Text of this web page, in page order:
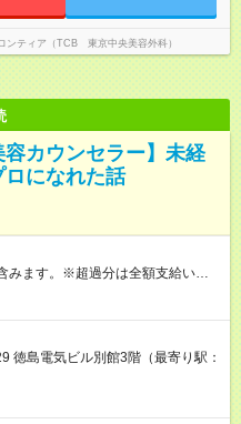
ンティア（TCB 東京中央美容外科）
容カウンセラー】未経
になれた話
みます。※超過分は全額支給いたし
／月 みなし残業時間 23時間／月
る先輩社員も在籍しています。
用期間の長さ：6ヶ月 ※ 雇用形態
分があります。 雇用形態：中途
240,000円以上 上記額にはみなし
全額支給いたします。 みなし残
徳島電気ビル別館3階（最寄り駅：